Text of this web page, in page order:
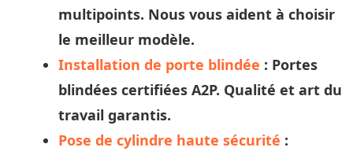
multipoints. Nous vous aident à choisir
le meilleur modèle.
Installation de porte blindée : Portes
blindées certifiées A2P. Qualité et art du
travail garantis.
Pose de cylindre haute sécurité :